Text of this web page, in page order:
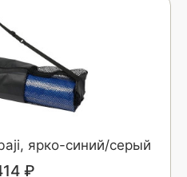
ярко-синий/серый
₽